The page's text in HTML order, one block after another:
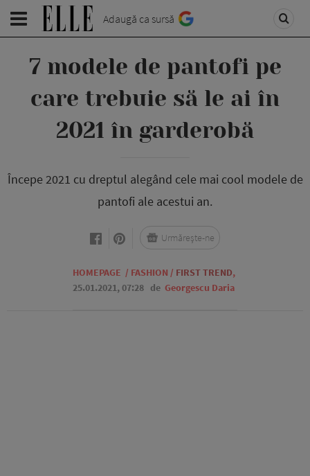
Adaugă ca sursă
7 modele de pantofi pe
care trebuie să le ai în
2021 în garderobă
Începe 2021 cu dreptul alegând cele mai cool modele de
pantofi ale acestui an.
HOMEPAGE / FASHION / FIRST TREND,
25.01.2021, 07:28 de Georgescu Daria
Urmărește-ne